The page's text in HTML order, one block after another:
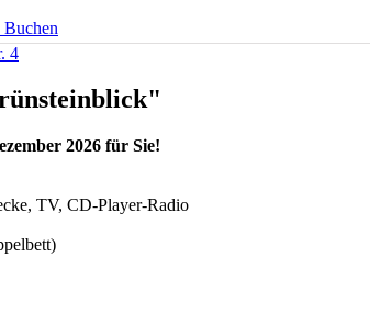
2026 für Sie!
TV, CD-Player-Radio